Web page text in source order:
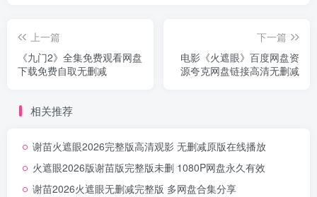
上一篇
《九门2》全集免费观看网盘
下载免费自取无删减
下一篇
电影《火遮眼》百度网盘资
源夸克网盘链接高清无删减
相关推荐
谢苗火遮眼2026完整版高清观影 无删减原版在线播放
火遮眼2026版谢苗版完整版未删 1080P网盘永久有效
谢苗2026火遮眼无删减完整版 多网盘合集分享